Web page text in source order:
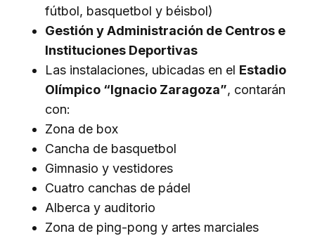
fútbol, basquetbol y béisbol)
Gestión y Administración de Centros e
Instituciones Deportivas
Las instalaciones, ubicadas en el Estadio
Olímpico “Ignacio Zaragoza”, contarán
con:
Zona de box
Cancha de basquetbol
Gimnasio y vestidores
Cuatro canchas de pádel
Alberca y auditorio
Zona de ping-pong y artes marciales